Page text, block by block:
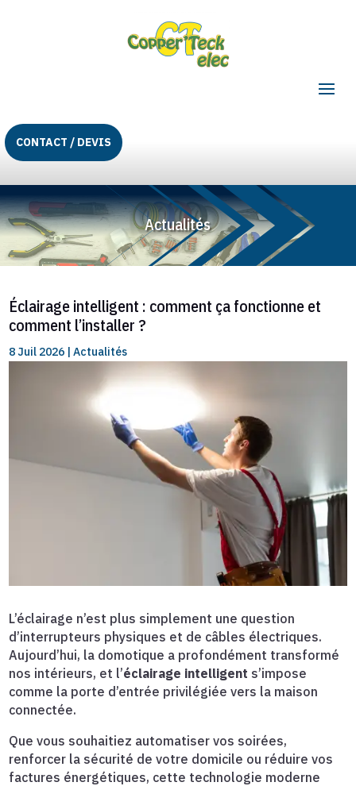
CONTACT / DEVIS
Actualités
Éclairage intelligent : comment ça fonctionne et
comment l’installer ?
8 Juil 2026 |Actualités
L’éclairage n’est plus simplement une question
d’interrupteurs physiques et de câbles électriques.
Aujourd’hui, la domotique a profondément transformé
nos intérieurs, et l’éclairage intelligent s’impose
comme la porte d’entrée privilégiée vers la maison
connectée.
Que vous souhaitiez automatiser vos soirées,
renforcer la sécurité de votre domicile ou réduire vos
factures énergétiques, cette technologie moderne